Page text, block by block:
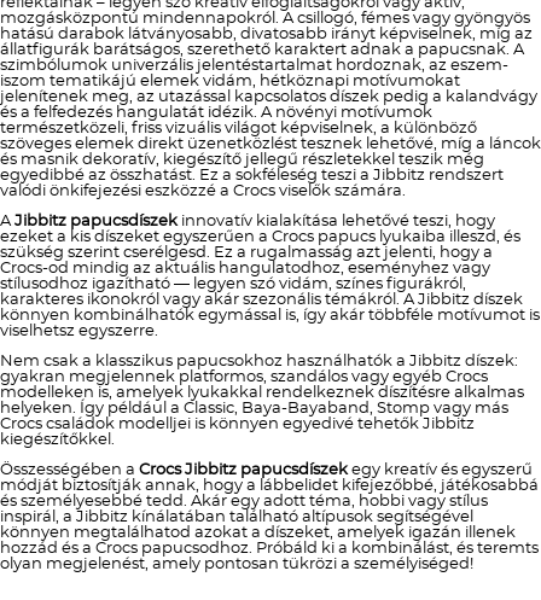
mozgásközpontú mindennapokról. A csillogó, fémes vagy gyöngyös
hatású darabok látványosabb, divatosabb irányt képviselnek, míg az
állatfigurák barátságos, szerethető karaktert adnak a papucsnak. A
szimbólumok univerzális jelentéstartalmat hordoznak, az eszem-
iszom tematikájú elemek vidám, hétköznapi motívumokat
jelenítenek meg, az utazással kapcsolatos díszek pedig a kalandvágy
és a felfedezés hangulatát idézik. A növényi motívumok
természetközeli, friss vizuális világot képviselnek, a különböző
szöveges elemek direkt üzenetközlést tesznek lehetővé, míg a láncok
és masnik dekoratív, kiegészítő jellegű részletekkel teszik még
egyedibbé az összhatást. Ez a sokféleség teszi a Jibbitz rendszert
valódi önkifejezési eszközzé a Crocs viselők számára.
AJibbitz papucsdíszekinnovatív kialakítása lehetővé teszi, hogy
ezeket a kis díszeket egyszerűen a Crocs papucs lyukaiba illeszd, és
szükség szerint cserélgesd. Ez a rugalmasság azt jelenti, hogy a
Crocs-od mindig az aktuális hangulatodhoz, eseményhez vagy
stílusodhoz igazítható — legyen szó vidám, színes figurákról,
karakteres ikonokról vagy akár szezonális témákról. A Jibbitz díszek
könnyen kombinálhatók egymással is, így akár többféle motívumot is
viselhetsz egyszerre.
Nem csak a klasszikus papucsokhoz használhatók a Jibbitz díszek:
gyakran megjelennek platformos, szandálos vagy egyéb Crocs
modelleken is, amelyek lyukakkal rendelkeznek díszítésre alkalmas
helyeken. Így például a Classic, Baya-Bayaband, Stomp vagy más
Crocs családok modelljei is könnyen egyedivé tehetők Jibbitz
kiegészítőkkel.
Összességében a Crocs Jibbitz papucsdíszekegy kreatív és egyszerű
módját biztosítják annak, hogy a lábbelidet kifejezőbbé, játékosabbá
és személyesebbé tedd. Akár egy adott téma, hobbi vagy stílus
inspirál, a Jibbitz kínálatában található altípusok segítségével
könnyen megtalálhatod azokat a díszeket, amelyek igazán illenek
hozzád és a Crocs papucsodhoz. Próbáld ki a kombinálást, és teremts
olyan megjelenést, amely pontosan tükrözi a személyiséged!